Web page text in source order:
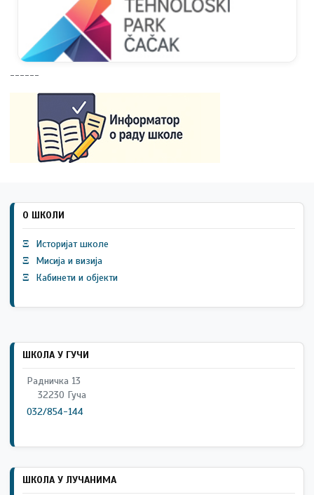
------
О ШКОЛИ
Ξ
Историјат школе
Ξ
Мисија и визија
Ξ
Кабинети и објекти
ШКОЛА У ГУЧИ
Радничка 13
32230 Гуча
032/854-144
ШКОЛА У ЛУЧАНИМА